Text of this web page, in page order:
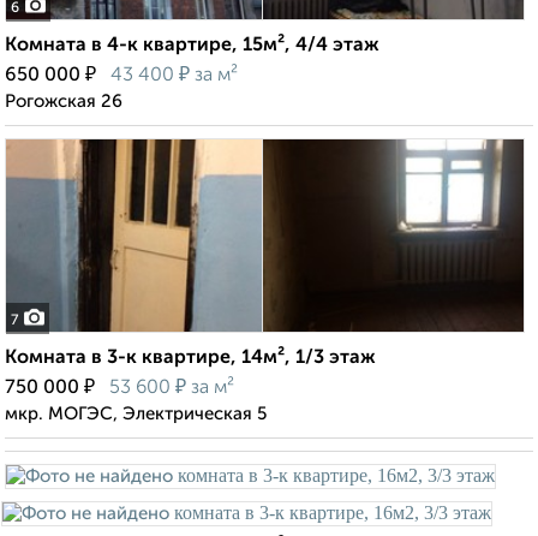
6
Комната в 4-к квартире, 15м², 4/4 этаж
650 000 ₽ 43 400 ₽ за м²
Рогожская 26
7
Комната в 3-к квартире, 14м², 1/3 этаж
750 000 ₽ 53 600 ₽ за м²
мкр. МОГЭС, Электрическая 5